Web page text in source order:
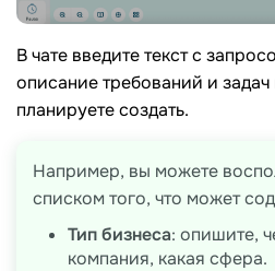
В чате введите текст с
описание требований и
планируете создать.
Например, вы можете
списком того, что может
Тип бизнеса: опишите,
компания, какая сфера.